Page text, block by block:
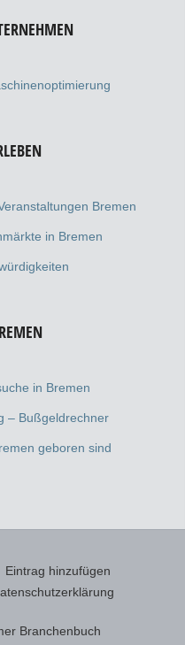
Bremen
in Bremen
in Bremen
– Bußgeldrechner
geboren sind
Eintrag hinzufügen
Branchenbuch